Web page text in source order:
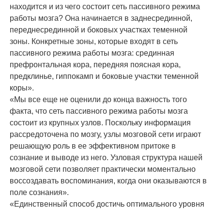
находится и из чего состоит сеть пассивного режима
работы мозга? Она начинается в заднесрединной,
переднесрединной и боковых участках теменной
зоны. Конкретные зоны, которые входят в сеть
пассивного режима работы мозга: срединная
префронтальная кора, передняя поясная кора,
предклинье, гиппокамп и боковые участки теменной
коры».
«Мы все еще не оценили до конца важность того
факта, что сеть пассивного режима работы мозга
состоит из крупных узлов. Поскольку информация
рассредоточена по мозгу, узлы мозговой сети играют
решающую роль в ее эффективном притоке в
сознание и выводе из него. Узловая структура нашей
мозговой сети позволяет практически моментально
воссоздавать воспоминания, когда они оказываются в
поле сознания».
«Единственный способ достичь оптимального уровня